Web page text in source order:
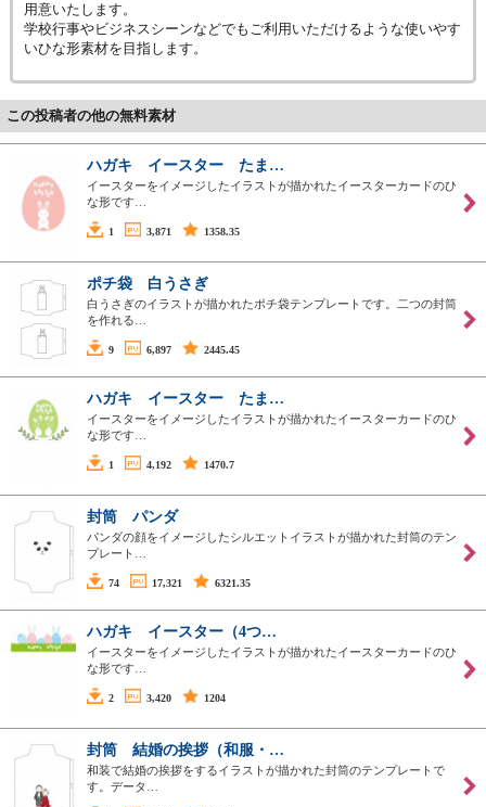
用意いたします。
学校行事やビジネスシーンなどでもご利用いただけるような使いやす
いひな形素材を目指します。
この投稿者の他の無料素材
ハガキ イースター たま…
イースターをイメージしたイラストが描かれたイースターカードのひ
な形です…
1 3,871 1358.35
ポチ袋 白うさぎ
白うさぎのイラストが描かれたポチ袋テンプレートです。二つの封筒
を作れる…
9 6,897 2445.45
ハガキ イースター たま…
イースターをイメージしたイラストが描かれたイースターカードのひ
な形です…
1 4,192 1470.7
封筒 パンダ
パンダの顔をイメージしたシルエットイラストが描かれた封筒のテン
プレート…
74 17,321 6321.35
ハガキ イースター（4つ…
イースターをイメージしたイラストが描かれたイースターカードのひ
な形です…
2 3,420 1204
封筒 結婚の挨拶（和服・…
和装で結婚の挨拶をするイラストが描かれた封筒のテンプレートで
す。データ…